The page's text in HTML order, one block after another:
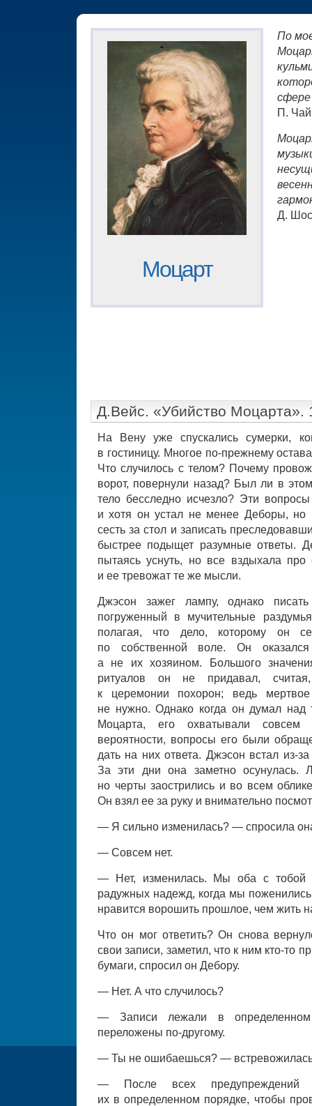
Моцарт
По
П.
Д.
Д.Вейс. «Убийство Моцарта».
На Вену уже спускались сумерки,
в гостиницу. Многое по-прежнему
Что случилось с телом? Почему
ворот, повернули назад? Был ли в
тело бесследно исчезло? Эти
и хотя он устал не менее Деборы, но
сесть за стол и записать
быстрее подыщет разумные ответы.
пытаясь уснуть, но все вздыхала
и ее тревожат те же мысли.
Джэсон зажег лампу, однако
погруженный в мучительные
полагая, что дело, которому он
по собственной воле. Он
а не их хозяином. Большого
ритуалов он не придавал,
к церемонии похорон; ведь
не нужно. Однако когда он думал над
Моцарта, его охватывали
вероятности, вопросы его были
дать на них ответа. Джэсон встал из-
За эти дни она заметно осунулась.
но черты заострились и во всем
Он взял ее за руку и внимательно
— Я сильно изменилась? — спросила
— Совсем нет.
— Нет, изменилась. Мы оба с тобой
радужных надежд, когда мы
нравится ворошить прошлое, чем жить
Что он мог ответить? Он снова
свои записи, заметил, что к ним кто-то
бумаги, спросил он Дебору.
— Нет. А что случилось?
— Записи лежали в
переложены по-другому.
— Ты не ошибаешься? —
— После всех предупреждений
их в определенном порядке, чтобы